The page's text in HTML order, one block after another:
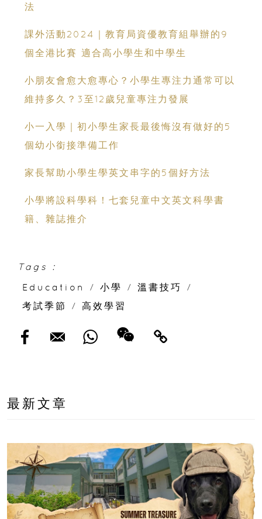
法
課外活動2024｜教育局資優教育組舉辦的9
個全港比賽 適合高小學生和中學生
小朋友會愈大愈專心？小學生專注力通常可以
維持多久？3至12歲兒童專注力發展
小一入學｜初小學生家長最後悔沒有做好的5
個幼小銜接準備工作
家長幫助小學生學英文串字的5個好方法
小學將設科學科！七套兒童中文英文科學書
籍、雜誌推介
Tags :
Education
/ 小學 / 溫書技巧
/
考試季節
/ 高效學習
最新文章